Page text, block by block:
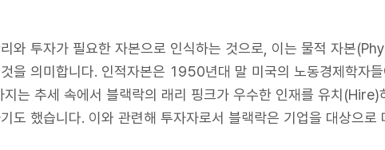
와 투자가 필요한 자본으로 인식하는 것으로, 이는 물적 자본
을 의미합니다. 인적자본은 1950년대 말 미국의 노동경제학자
지는 추세 속에서 블랙락의 래리 핑크가 우수한 인재를 유치
도 했습니다. 이와 관련해 투자자로서 블랙락은 기업을 대상으로